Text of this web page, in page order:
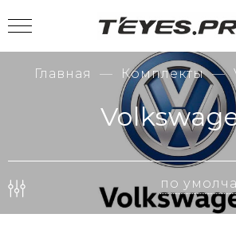
Главная Комплекты